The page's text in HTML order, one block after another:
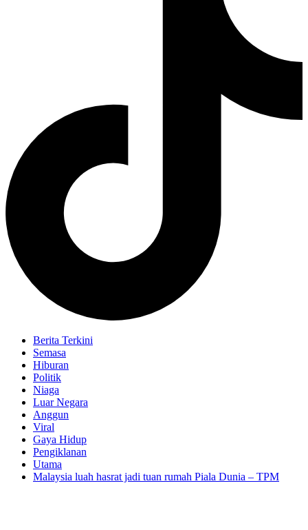
Berita Terkini
Semasa
Hiburan
Politik
Niaga
Luar Negara
Anggun
Viral
Gaya Hidup
Pengiklanan
Utama
Malaysia luah hasrat jadi tuan rumah Piala Dunia – TPM